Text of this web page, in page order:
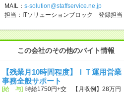
MAIL： s-solution@staffservice.ne.jp
担当：ITソリューションブロック 登録担当
この会社のその他のバイト情報
【残業月10時間程度】ＩＴ運用営業
事務全般サポート
[給 与] 時給1750円+交 【月収例】28万円